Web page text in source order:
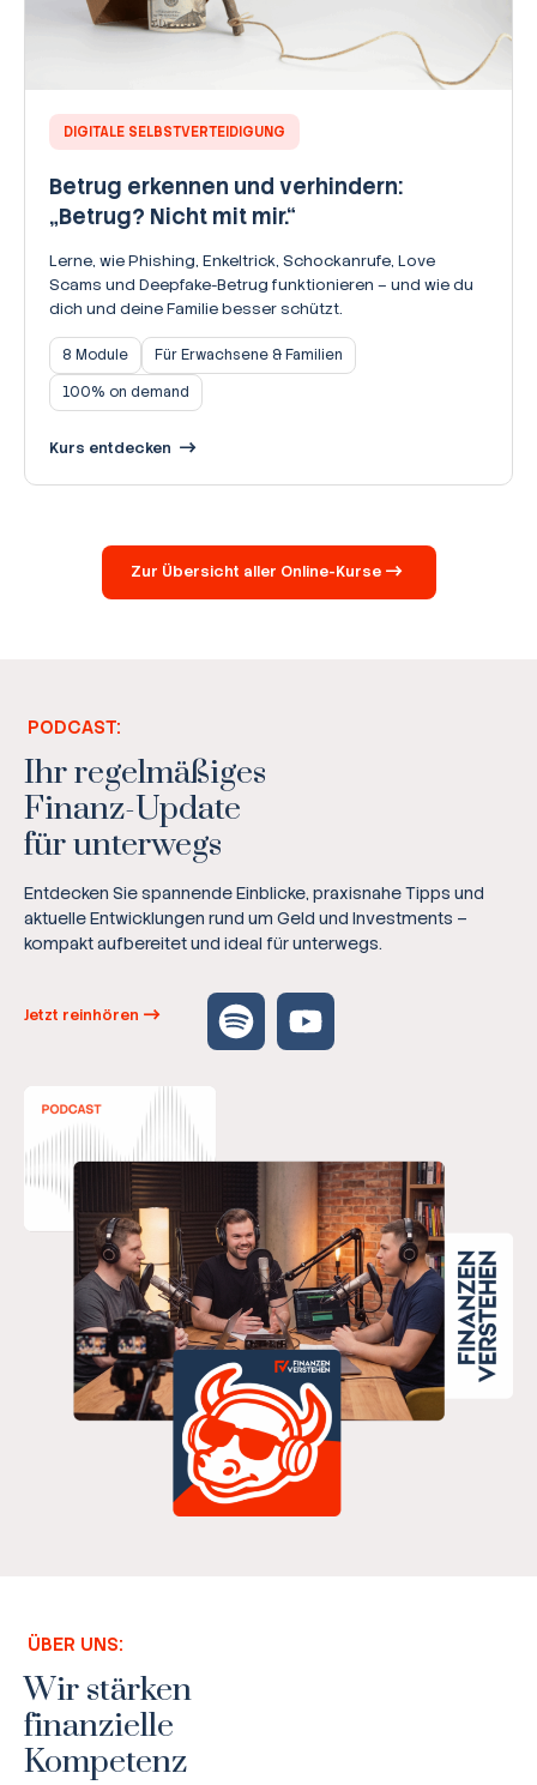
DIGITALE SELBSTVERTEIDIGUNG
Betrug erkennen und verhindern:
„Betrug? Nicht mit mir.“
Lerne, wie Phishing, Enkeltrick, Schockanrufe, Love
Scams und Deepfake-Betrug funktionieren – und wie du
dich und deine Familie besser schützt.
8 Module
Für Erwachsene & Familien
100% on demand
Kurs entdecken
Zur Übersicht aller Online-Kurse
PODCAST:
Ihr regelmäßiges
Finanz-Update
für unterwegs
Entdecken Sie spannende Einblicke, praxisnahe Tipps und
aktuelle Entwicklungen rund um Geld und Investments –
kompakt aufbereitet und ideal für unterwegs.
Jetzt reinhören
ÜBER UNS:
Wir stärken
finanzielle
Kompetenz